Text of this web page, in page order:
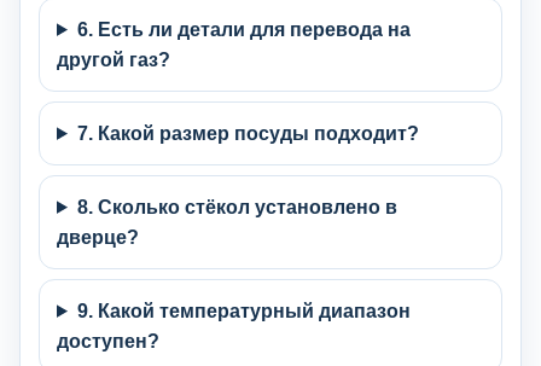
6. Есть ли детали для перевода на
другой газ?
7. Какой размер посуды подходит?
8. Сколько стёкол установлено в
дверце?
9. Какой температурный диапазон
доступен?